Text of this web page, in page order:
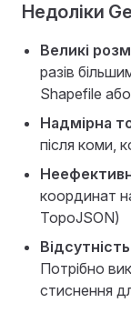
Недоліки
Великі
разів
Shapefile
Надмірна
після коми,
координат
TopoJSON)
Потрібно
стиснення